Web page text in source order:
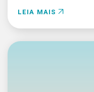
LEIA MAIS